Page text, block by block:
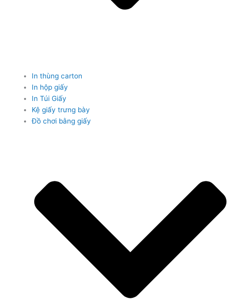
In thùng carton
In hộp giấy
In Túi Giấy
Kệ giấy trưng bày
Đồ chơi bằng giấy